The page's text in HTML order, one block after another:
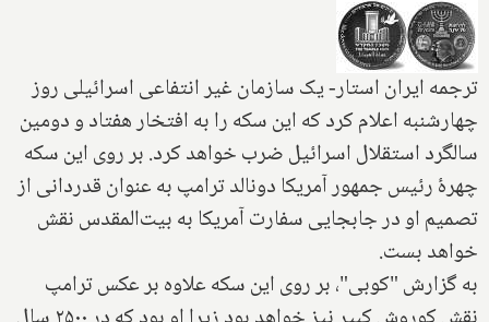
ترجمه ایران استار- یک سازمان غیر انتفاعی اسرائیلی روز
چهارشنبه اعلام کرد که این سکه را به افتخار هفتاد و دومین
سالگرد استقلال اسرائیل ضرب خواهد کرد. بر روی این سکه‌
چهرۀ رئیس جمهور آمریکا دونالد ترامپ به عنوان قدردانی از
تصمیم او در جابجایی سفارت‌ آمریکا به بیت‌المقدس‌ نقش
خواهد بست.
به گزارش "کوبی"، بر روی این سکه علاوه بر عکس ترامپ